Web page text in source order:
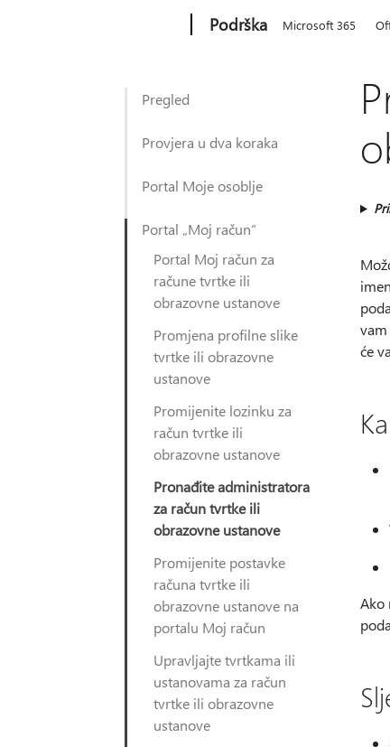
Podrška Microsoft 365
Pregled
Provjera u dva koraka
Portal Moje osoblje
Portal „Moj račun“
Portal Moj račun za
račune tvrtke ili
obrazovne ustanove
Promjena profilne slike
tvrtke ili obrazovne
ustanove
Promijenite lozinku za
račun tvrtke ili
obrazovne ustanove
Pronađite administratora
za račun tvrtke ili
obrazovne ustanove
Promijenite postavke
računa tvrtke ili
obrazovne ustanove na
portalu Moj račun
Upravljajte tvrtkama ili
ustanovama za račun
tvrtke ili obrazovne
ustanove
će
Ako